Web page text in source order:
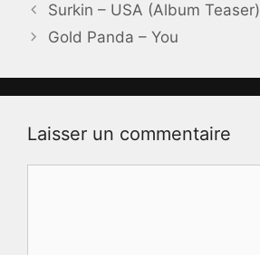
Surkin – USA (Album Teaser)
Gold Panda – You
Laisser un commentaire